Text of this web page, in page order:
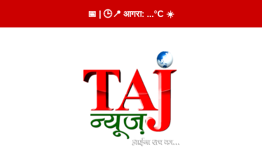
to
📅 | 🕒📍 आगरा: ...°C ☀️